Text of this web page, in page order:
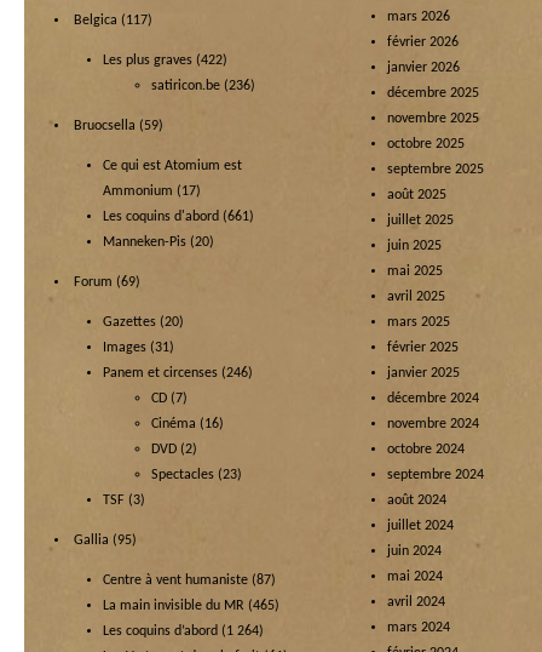
Belgica (117)
Les plus graves (422)
satiricon.be (236)
Bruocsella (59)
Ce qui est Atomium est
Ammonium (17)
Les coquins d'abord (661)
Manneken-Pis (20)
Forum (69)
Gazettes (20)
Images (31)
Panem et circenses (246)
CD (7)
Cinéma (16)
DVD (2)
Spectacles (23)
TSF (3)
Gallia (95)
Centre à vent humaniste (87)
La main invisible du MR (465)
Les coquins d’abord (1 264)
mars 2026
février 2026
janvier 2026
décembre 2025
novembre 2025
octobre 2025
septembre 2025
août 2025
juillet 2025
juin 2025
mai 2025
avril 2025
mars 2025
février 2025
janvier 2025
décembre 2024
novembre 2024
octobre 2024
septembre 2024
août 2024
juillet 2024
juin 2024
mai 2024
avril 2024
mars 2024